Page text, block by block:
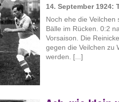
14. September 1924:
Noch ehe die
Bälle im Rücken. 0:2
Vorsaison. Die
gegen die Veilchen zu
werden. [...]